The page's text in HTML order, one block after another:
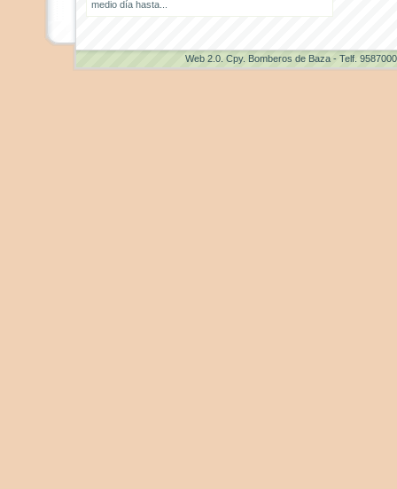
medio día hasta...
Web 2.0 . Cpy. Bomberos de Baza - Telf.